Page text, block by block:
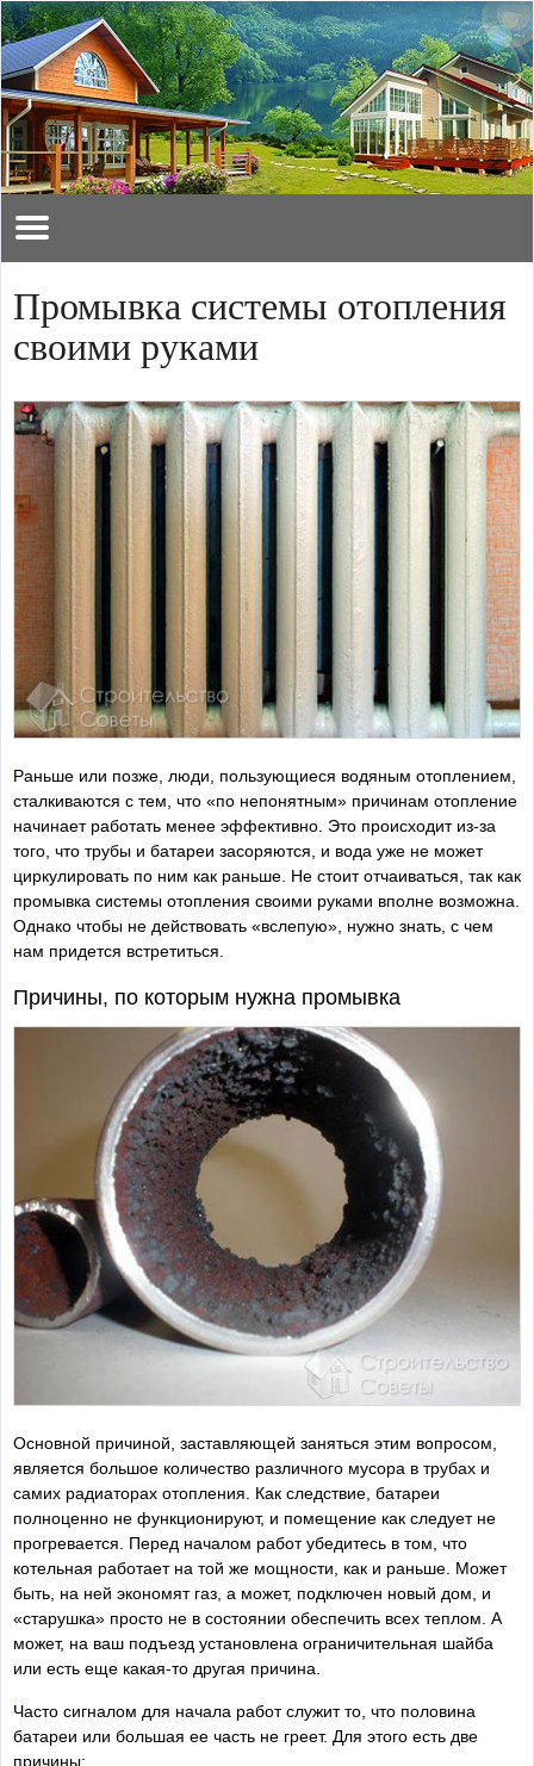
Промывка системы отопления
своими руками
Раньше или позже, люди, пользующиеся водяным отоплением,
сталкиваются с тем, что «по непонятным» причинам отопление
начинает работать менее эффективно. Это происходит из-за
того, что трубы и батареи засоряются, и вода уже не может
циркулировать по ним как раньше. Не стоит отчаиваться, так как
промывка системы отопления своими руками вполне возможна.
Однако чтобы не действовать «вслепую», нужно знать, с чем
нам придется встретиться.
Причины, по которым нужна промывка
Основной причиной, заставляющей заняться этим вопросом,
является большое количество различного мусора в трубах и
самих радиаторах отопления. Как следствие, батареи
полноценно не функционируют, и помещение как следует не
прогревается. Перед началом работ убедитесь в том, что
котельная работает на той же мощности, как и раньше. Может
быть, на ней экономят газ, а может, подключен новый дом, и
«старушка» просто не в состоянии обеспечить всех теплом. А
может, на ваш подъезд установлена ограничительная шайба
или есть еще какая-то другая причина.
Часто сигналом для начала работ служит то, что половина
батареи или большая ее часть не греет. Для этого есть две
причины: